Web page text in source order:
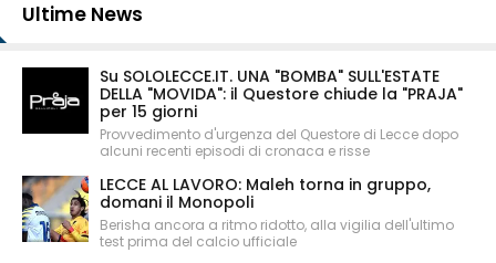
Ultime News
Su SOLOLECCE.IT. UNA "BOMBA" SULL'ESTATE
DELLA "MOVIDA": il Questore chiude la "PRAJA"
per 15 giorni
Provvedimento d'urgenza del Questore di Lecce dopo
alcuni recenti episodi di cronaca e risse
LECCE AL LAVORO: Maleh torna in gruppo,
domani il Monopoli
Berisha ancora a ritmo ridotto, alla vigilia dell'ultimo
test prima del calcio ufficiale